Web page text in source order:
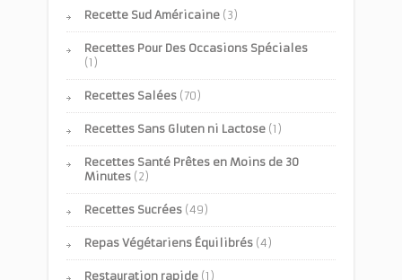
Recette Sud Américaine (3)
Recettes Pour Des Occasions Spéciales
(1)
Recettes Salées (70)
Recettes Sans Gluten ni Lactose (1)
Recettes Santé Prêtes en Moins de 30
Minutes (2)
Recettes Sucrées (49)
Repas Végétariens Équilibrés (4)
Restauration rapide (1)